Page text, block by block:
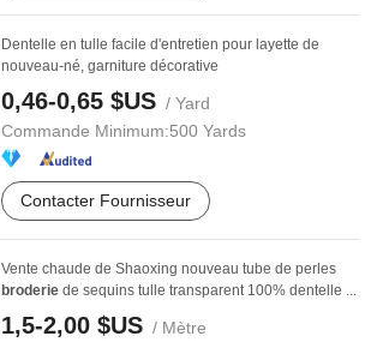
Dentelle en tulle facile d'entretien pour layette de
nouveau-né, garniture décorative
0,46-0,65 $US / Yard
Commande Minimum:500 Yards
Contacter Fournisseur
Vente chaude de Shaoxing nouveau tube de perles
broderie de sequins tulle transparent 100% dentelle ...
1,5-2,00 $US / Mètre